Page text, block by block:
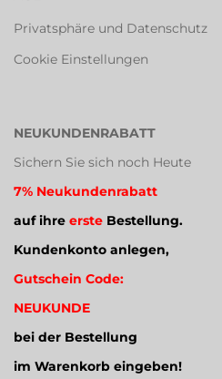
Privatsphäre und Datenschutz
Cookie Einstellungen
NEUKUNDENRABATT
Sichern Sie sich noch Heute
7% Neukundenrabatt
auf ihre erste Bestellung.
Kundenkonto anlegen,
Gutschein Code:
NEUKUNDE
bei der Bestellung
im Warenkorb eingeben!